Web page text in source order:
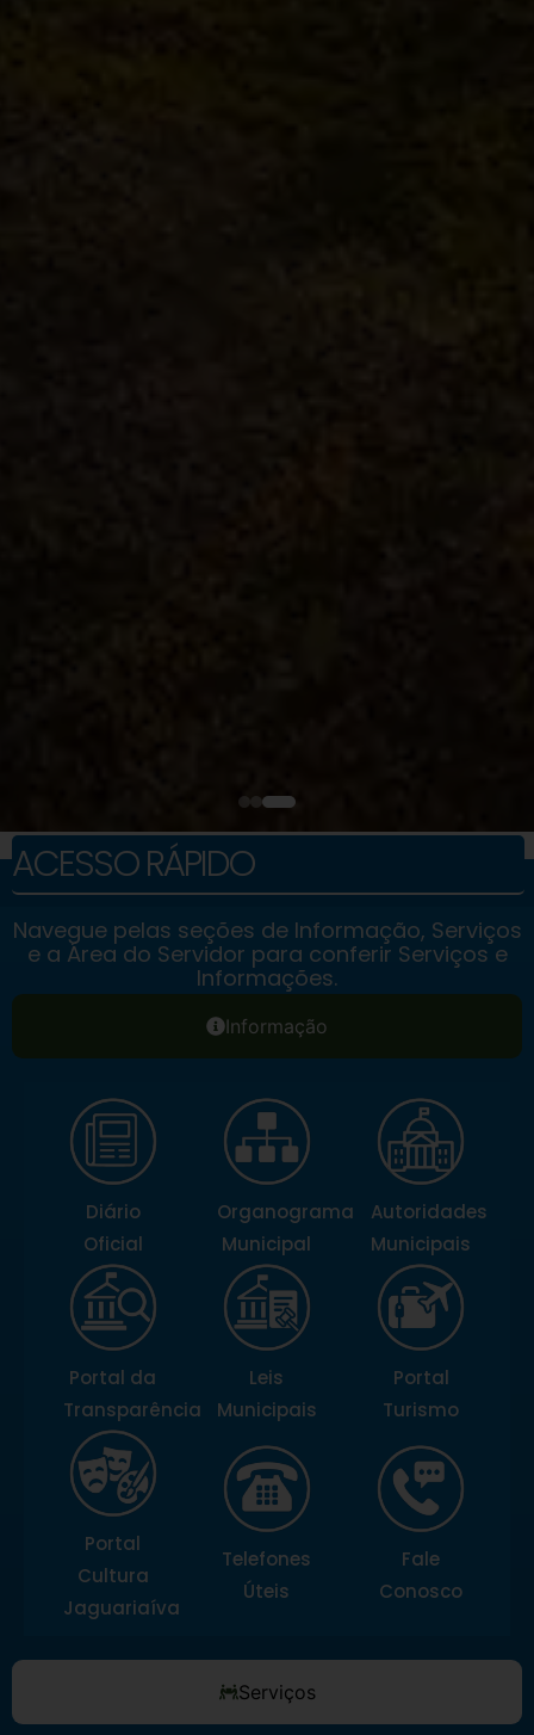
ACESSO RÁPIDO
Navegue pelas seções de Informação, Serviços
e a Área do Servidor para conferir Serviços e
Informações.
Informação
Serviços
Diário
Oficial
Organograma
Municipal
Autoridades
Municipais
Portal da
Transparência
Leis
Municipais
Portal
Turismo
Portal
Cultura
Jaguariaíva
Telefones
Úteis
Fale
Conosco